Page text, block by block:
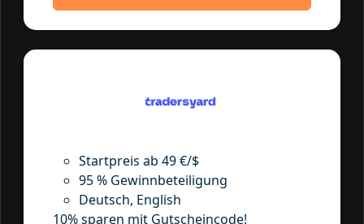
Startpreis ab 49 €/$
95 % Gewinnbeteiligung
Deutsch, English
10% sparen mit Gutscheincode!